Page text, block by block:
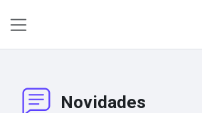
Novidades